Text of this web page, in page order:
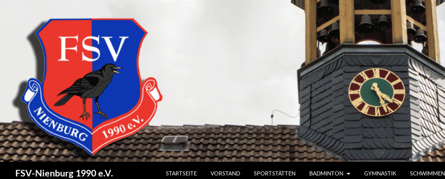
FSV-Nienburg 1990 e.V.
STARTSEITE
VORSTAND SPORTSTÄTTEN BADMINTON GYMNASTIK SCHWIMMEN